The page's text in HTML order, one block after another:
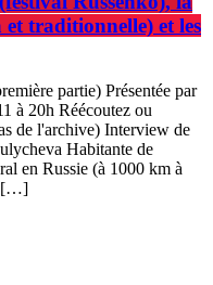
traditionnelle) et les
partie) Présentée par
à 20h Réécoutez ou
de l'archive) Interview de
Habitante de
en Russie (à 1000 km à
[…]